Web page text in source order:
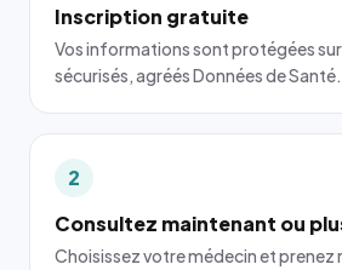
Inscription gratuite
Vos informations sont protégées sur
sécurisés, agréés Données de Santé.
2
Consultez maintenant ou
Choisissez votre médecin et prenez